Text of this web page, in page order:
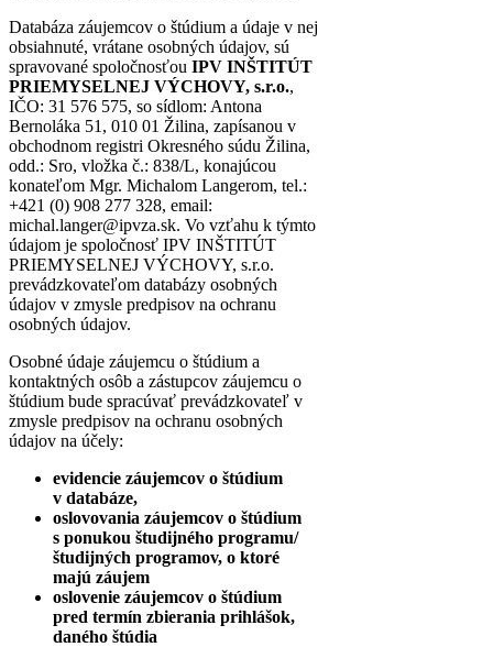
Databáza záujemcov o štúdium a údaje v nej
obsiahnuté, vrátane osobných údajov, sú
spravované spoločnosťou IPV INŠTITÚT
PRIEMYSELNEJ VÝCHOVY, s.r.o.,
IČO: 31 576 575, so sídlom: Antona
Bernoláka 51, 010 01 Žilina, zapísanou v
obchodnom registri Okresného súdu Žilina,
odd.: Sro, vložka č.: 838/L, konajúcou
konateľom Mgr. Michalom Langerom, tel.:
+421 (0) 908 277 328, email:
michal.langer@ipvza.sk. Vo vzťahu k týmto
údajom je spoločnosť IPV INŠTITÚT
PRIEMYSELNEJ VÝCHOVY, s.r.o.
prevádzkovateľom databázy osobných
údajov v zmysle predpisov na ochranu
osobných údajov.
Osobné údaje záujemcu o štúdium a
kontaktných osôb a zástupcov záujemcu o
štúdium bude spracúvať prevádzkovateľ v
zmysle predpisov na ochranu osobných
údajov na účely:
evidencie záujemcov o štúdium
v databáze,
oslovovania záujemcov o štúdium
s ponukou študijného programu/
študijných programov, o ktoré
majú záujem
oslovenie záujemcov o štúdium
pred termín zbierania prihlášok,
daného štúdia